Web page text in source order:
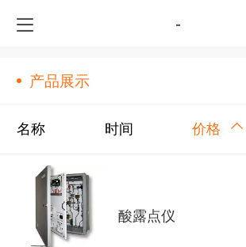
-
产品展示
名称 时间 价格
酸露点仪